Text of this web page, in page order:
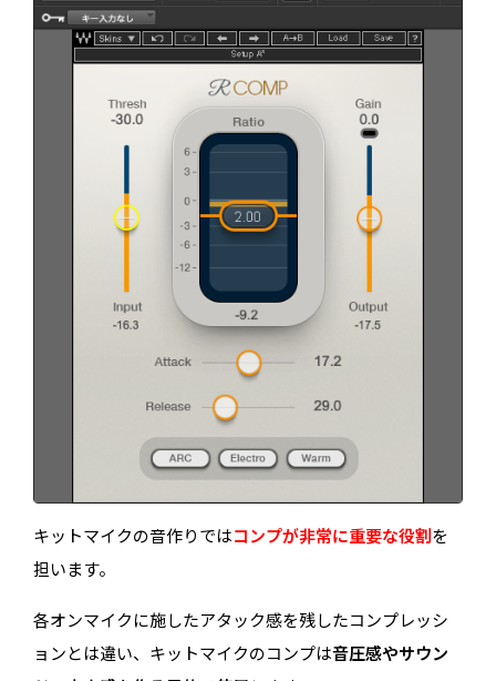
キットマイクの音作りではコンプが非常に重要な役割を
担います。
各オンマイクに施したアタック感を残したコンプレッシ
ョンとは違い、キットマイクのコンプは音圧感やサウン